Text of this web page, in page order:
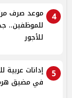
4
للموظفين..
للأجور
5
إدانات
في مضيق